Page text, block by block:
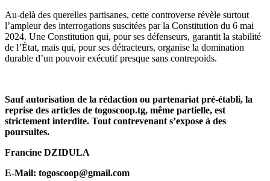
Au-delà des querelles partisanes, cette controverse révèle surtout
l’ampleur des interrogations suscitées par la Constitution du 6 mai
2024. Une Constitution qui, pour ses défenseurs, garantit la stabilité
de l’État, mais qui, pour ses détracteurs, organise la domination
durable d’un pouvoir exécutif presque sans contrepoids.
Sauf autorisation de la rédaction ou partenariat pré-établi, la
reprise des articles de togoscoop.tg, même partielle, est
strictement interdite. Tout contrevenant s’expose à des
poursuites.
Francine DZIDULA
E-Mail: togoscoop@gmail.com